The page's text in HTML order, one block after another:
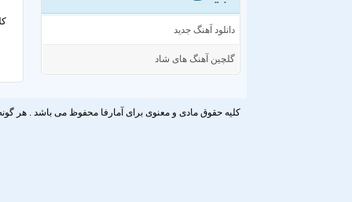
دانلود آهنگ جدید
گلچین آهنگ های شاد
کلیه حقوق مادی و معنوی برای آمارفا محفوظ می باشد . هر